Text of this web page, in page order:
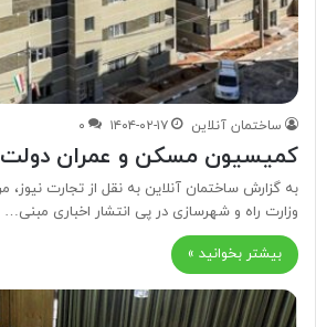
ساختمان آنلاین ۱۴۰۴-۰۲-۱۷ ۰
کمیسیون مسکن و عمران
به گزارش ساختمان آنلاین به نقل از تجارت نیوز،
وزارت راه و شهرسازی در پی انتشار اخباری مبنی…
بیشتر بخوانید »